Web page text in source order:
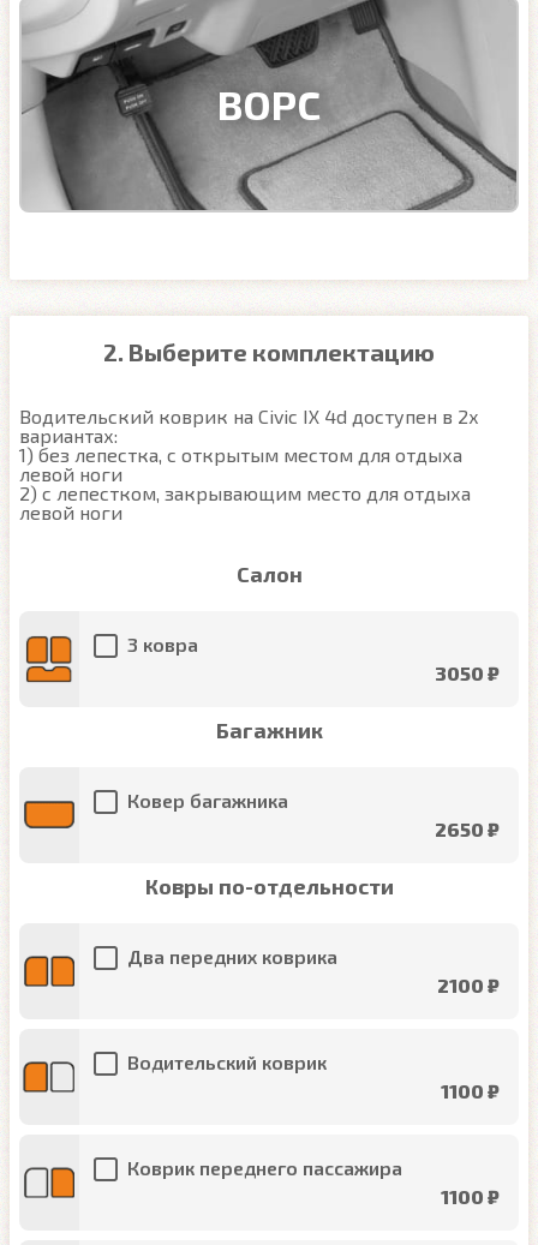
ВОРС
2. Выберите комплектацию
Водительский коврик на Civic IX 4d доступен в 2х
вариантах:
1) без лепестка, с открытым местом для отдыха
левой ноги
2) с лепестком, закрывающим место для отдыха
левой ноги
Салон
3 ковра
3050 ₽
Багажник
Ковер багажника
2650 ₽
Ковры по-отдельности
Два передних коврика
2100 ₽
Водительский коврик
1100 ₽
Коврик переднего пассажира
1100 ₽